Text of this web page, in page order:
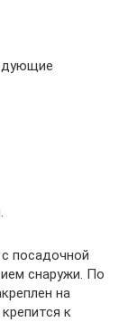
посадочной
снаружи. По
на
к